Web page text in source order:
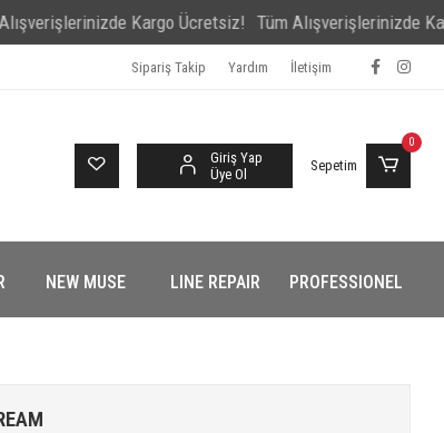
Kargo Ücretsiz! Tüm Alışverişlerinizde Kargo
Sipariş Takip Yardım İletişim
Giriş Yap
Üye Ol
Sepetim
0
NEW MUSE LINE REPAIR PROFESSIONEL